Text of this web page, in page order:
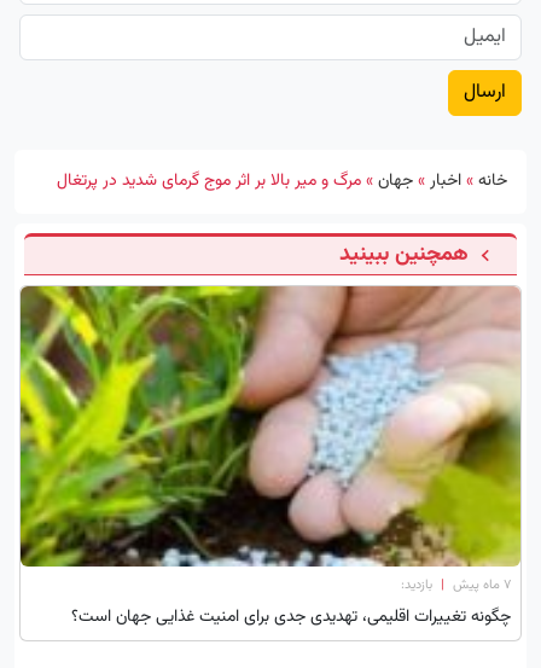
خانه»اخبار»جهان»مرگ و میر بالا بر اثر موج گرمای شدید در پرتغال
همچنین ببینید
۷ ماه پیش | بازدید:
چگونه تغییرات اقلیمی، تهدیدی جدی برای امنیت غذایی جهان است؟